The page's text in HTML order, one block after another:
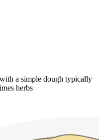
a simple dough typically
herbs